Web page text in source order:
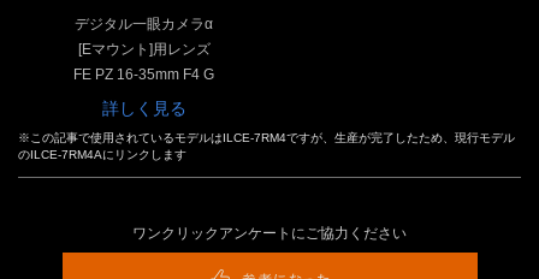
※この記事で使用されているモデルはILCE-7RM4ですが、生産が完了したため、現行モデル
のILCE-7RM4Aにリンクします
デジタル一眼カメラα
[Eマウント]用レンズ
FE PZ 16-35mm F4 G
詳しく見る
ワンクリックアンケートにご協力ください